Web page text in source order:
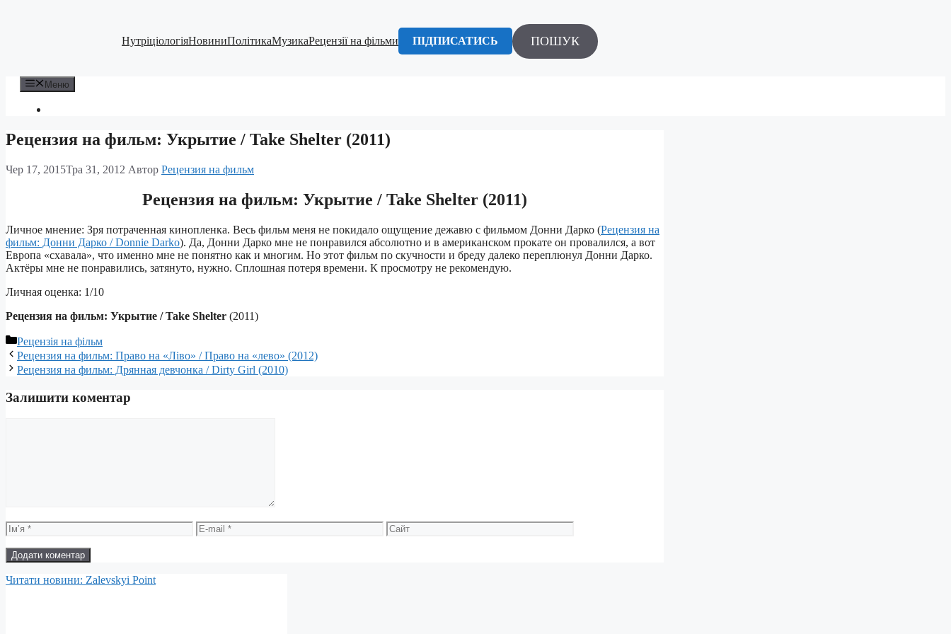
НутріціологіяНовиниПолітикаМузикаРецензії на фільми ПІДПИСАТИСЬ ПОШУК
Меню
Рецензия на фильм: Укрытие / Take Shelter (2011)
Чер 17, 2015Тра 31, 2012 Автор Рецензия на фильм
Рецензия на фильм: Укрытие / Take Shelter (2011)
Личное мнение: Зря потраченная кинопленка. Весь фильм меня не покидало ощущение дежавю с фильмом Донни Дарко (Рецензия на
фильм: Донни Дарко / Donnie Darko). Да, Донни Дарко мне не понравился абсолютно и в американском прокате он провалился, а вот
Европа «схавала», что именно мне не понятно как и многим. Но этот фильм по скучности и бреду далеко переплюнул Донни Дарко.
Актёры мне не понравились, затянуто, нужно. Сплошная потеря времени. К просмотру не рекомендую.
Личная оценка: 1/10
Рецензия на фильм: Укрытие / Take Shelter (2011)
Категорії
Рецензія на фільм
Рецензия на фильм: Право на «Ліво» / Право на «лево» (2012)
Рецензия на фильм: Дрянная девчонка / Dirty Girl (2010)
Залишити коментар
Ім’я
E-
mail
Сайт
Читати новини: Zalevskyi Point